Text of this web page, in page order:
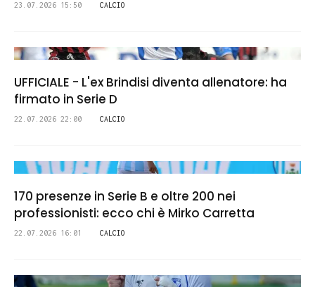
23.07.2026 15:50 CALCIO
UFFICIALE - L'ex Brindisi diventa allenatore: ha
firmato in Serie D
22.07.2026 22:00 CALCIO
170 presenze in Serie B e oltre 200 nei
professionisti: ecco chi è Mirko Carretta
22.07.2026 16:01 CALCIO